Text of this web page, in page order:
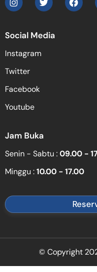
Social Media
Instagram
Twitter
Facebook
Youtube
Jam Buka
Senin - Sabtu :09.00 -
Minggu :10.00 - 17.00
© Copyright